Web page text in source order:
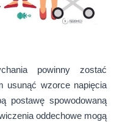
powinny zostać
usunąć wzorce napięcia
postawę spowodowaną
oddechowe mogą